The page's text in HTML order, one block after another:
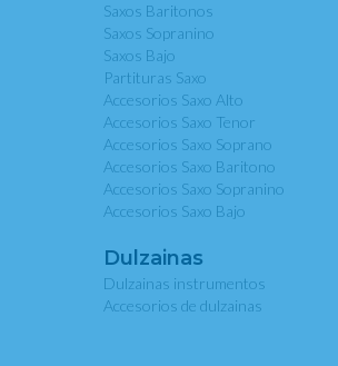
Saxos Baritonos
Saxos Sopranino
Saxos Bajo
Partituras Saxo
Accesorios Saxo Alto
Accesorios Saxo Tenor
Accesorios Saxo Soprano
Accesorios Saxo Baritono
Accesorios Saxo Sopranino
Accesorios Saxo Bajo
Dulzainas
Dulzainas instrumentos
Accesorios de dulzainas